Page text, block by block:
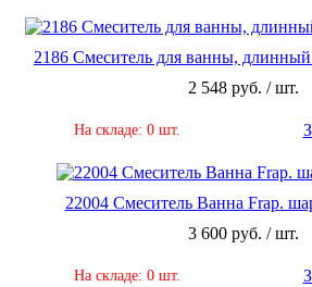
2186 Смеситель для ванны,
2 548 руб. / шт.
На складе: 0 шт.
22004 Смеситель Ванна Frap.
3 600 руб. / шт.
На складе: 0 шт.